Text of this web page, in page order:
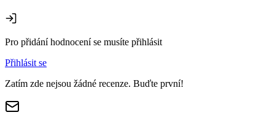
Pro přidání hodnocení se musíte přihlásit
Přihlásit se
Zatím zde nejsou žádné recenze. Buďte první!